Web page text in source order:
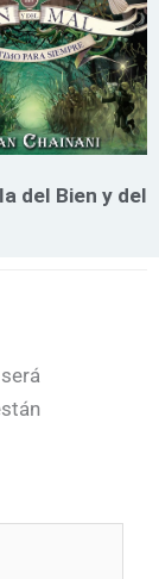
del Bien y del